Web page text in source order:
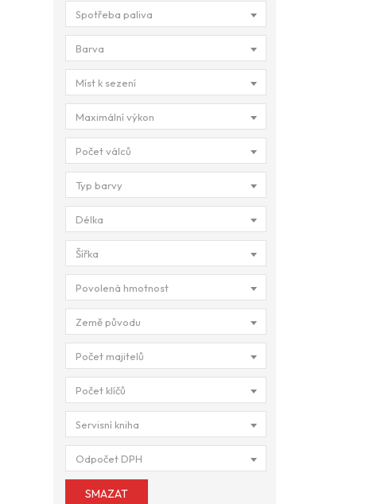
Spotřeba paliva
Barva
Míst k sezení
Maximální výkon
Počet válců
Typ barvy
Délka
Šířka
Povolená hmotnost
Země původu
Počet majitelů
Počet klíčů
Servisní kniha
Odpočet DPH
SMAZAT